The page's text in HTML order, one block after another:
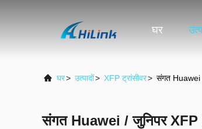
घर
घर> उत्पादों> XFP ट्रांसीवर> संगत Huawei
संगत Huawei / जुनिपर XFP